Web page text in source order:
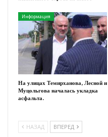
Информация
На улицах Темирханова, Лесной и
Муцольгова началась укладка
асфальта.
НАЗАД ВПЕРЕД